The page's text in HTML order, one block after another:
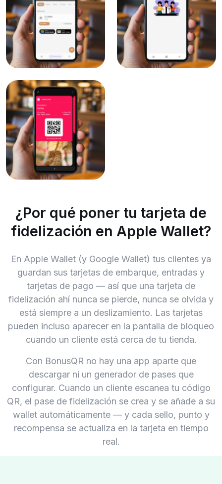
¿Por qué poner tu tarjeta de
fidelización en Apple Wallet?
En Apple Wallet (y Google Wallet) tus clientes ya
guardan sus tarjetas de embarque, entradas y
tarjetas de pago — así que una tarjeta de
fidelización ahí nunca se pierde, nunca se olvida y
está siempre a un deslizamiento. Las tarjetas
pueden incluso aparecer en la pantalla de bloqueo
cuando un cliente está cerca de tu tienda.
Con BonusQR no hay una app aparte que
descargar ni un generador de pases que
configurar. Cuando un cliente escanea tu código
QR, el pase de fidelización se crea y se añade a su
wallet automáticamente — y cada sello, punto y
recompensa se actualiza en la tarjeta en tiempo
real.